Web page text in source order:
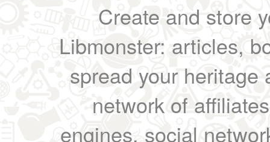
Create and store
Libmonster: articles,
spread your heritage
network of
engines, social